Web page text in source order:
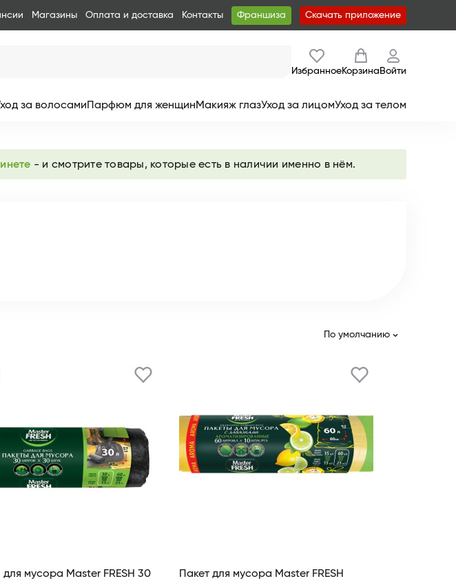
Магазины Оплата и доставка Контакты Франшиза Скачать приложение
ИзбранноеКорзина Войти
за волосамиПарфюм для женщинМакияж глазУход за лицомУход за телом
- и смотрите товары, которые есть в наличии именно в нём.
По умолчанию
для мусора Master FRESH 30
Пакет для мусора Master FRESH